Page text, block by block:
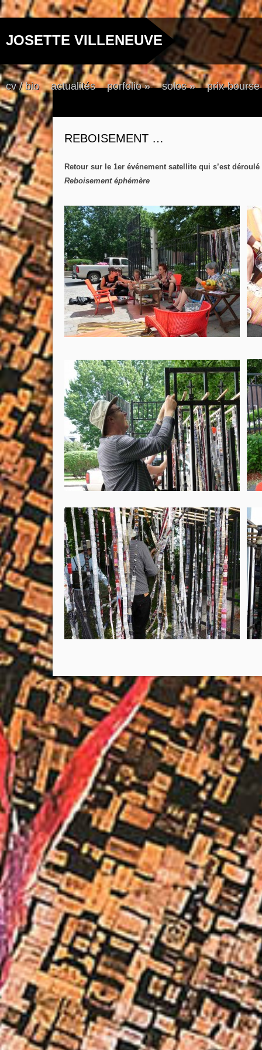
JOSETTE VILLENEUVE
cv / bio actualités porfolio» solos» prix-bourse
REBOISEMENT …
Retour sur le 1er événement satellite qui s’est
Reboisement éphémère